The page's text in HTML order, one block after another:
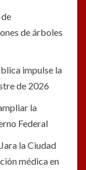
de árboles
impulse la
de 2026
la
Federal
la Ciudad
médica en